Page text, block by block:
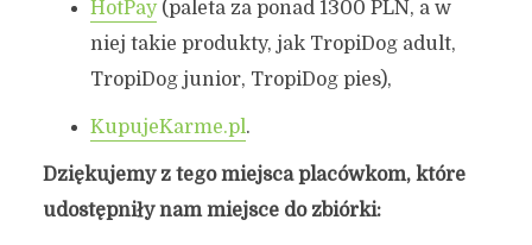
HotPay(paleta za ponad 1300 PLN, a w
niej takie produkty, jak TropiDog adult,
TropiDog junior, TropiDog pies),
KupujeKarme.pl.
Dziękujemy z tego miejsca placówkom, które
udostępniły nam miejsce do zbiórki: